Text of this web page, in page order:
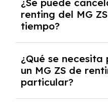
tendrás que pagar
salvo en casos que
debido al resultado
económica.
¿Se puede
renting del MG
tiempo?
pero puede haber
cancelación
las condiciones del
experto que te
¿Qué se
un MG ZS de
particular?